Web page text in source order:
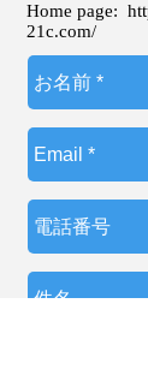
Home page:
21c.com/